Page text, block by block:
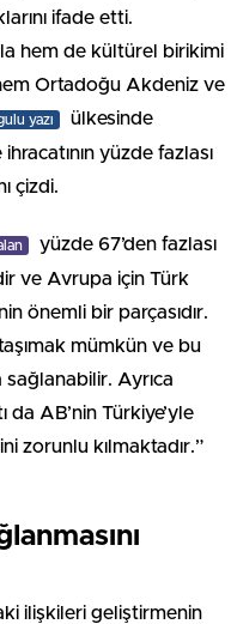
ifade etti.
hem de kültürel birikimi
Ortadoğu Akdeniz ve
yazı
ülkesinde
yüzde fazlası
çizdi.
yüzde 67’den fazlası
ve Avrupa için Türk
önemli bir parçasıdır.
mümkün ve bu
sağlanabilir. Ayrıca
da AB’nin Türkiye’yle
zorunlu kılmaktadır.”
ilişkileri geliştirmenin